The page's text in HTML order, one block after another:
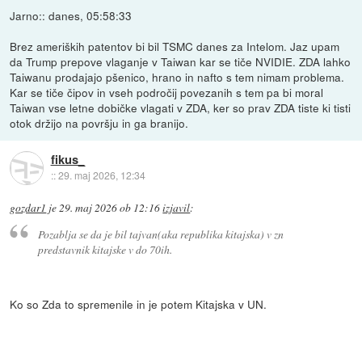
Jarno:: danes, 05:58:33
Brez ameriških patentov bi bil TSMC danes za Intelom. Jaz upam
da Trump prepove vlaganje v Taiwan kar se tiče NVIDIE. ZDA lahko
Taiwanu prodajajo pšenico, hrano in nafto s tem nimam problema.
Kar se tiče čipov in vseh področij povezanih s tem pa bi moral
Taiwan vse letne dobičke vlagati v ZDA, ker so prav ZDA tiste ki tisti
otok držijo na površju in ga branijo.
fikus_
::29. maj 2026, 12:34
gozdar1 je29. maj 2026 ob 12:16izjavil:
Pozablja se da je bil tajvan(aka republika kitajska) v zn
predstavnik kitajske v do 70ih.
Ko so Zda to spremenile in je potem Kitajska v UN.